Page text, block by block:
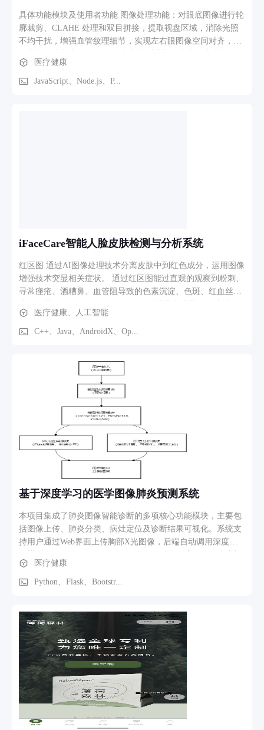
具体功能模块及使用者功能 图像处理功能：对眼底图像进行轮
廓裁剪、CLAHE 处理和双目拼接，提取视盘区域，消除光照
不均干扰，增强血管纹理细节，实现左右眼图像空间对齐，为
像上传，通过多标签分类能力判别 7 类眼科疾病与正常类别，
允许单张图像存在多个病理标签，精准诊断复杂病例。 报告生
可通过疾病科普功能了解相关眼病知识。
医疗健康
JavaScript、Node.js、P...
iFaceCare智能人脸皮肤检测与分析系统
红区图 通过AI图像处理技术分离皮肤中到红色成分，运用图像
增强技术突显相关症状。 通过红区图能过直观的观察到粉刺、
寻常痤疮、酒糟鼻、血管阻导致的色素沉淀、色斑、红血丝等
析，通过蓝色-绿色- 黄色-红色渐变映射， 更直观反应肌肤的
严重程度。蓝色为健康皮肤，红色为严重程度皮肤。 可以直观
医疗健康、人工智能
C++、Java、AndroidX、Op...
基于深度学习的医学图像肺炎预测系统
本项目集成了肺炎图像智能诊断的多项核心功能模块，主要包
括图像上传、肺炎分类、病灶定位及诊断结果可视化。系统支
持用户通过Web界面上传胸部X光图像，后端自动调用深度学
病灶检测，实现对肺炎的辅助诊断。分类模块可识别是否患有
肺炎，定位模块则标注出疑似病灶区域。所有功能通过Flask框
医疗健康
Python、Flask、Bootstr...